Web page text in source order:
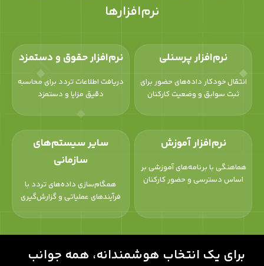
نرم‌افزارها
نرم‌افزار پرسنلی
انتقال خودکار داده‌های حضور برای
ثبت سوابق و وضعیت کارکنان
نرم‌افزار حقوق و دستمزد
دریافت اطلاعات تردد برای محاسبه
دقیق مزایا و دستمزد
نرم‌افزار آموزش
هماهنگی با برنامه‌های آموزشی بر
اساس دسترسی و حضور کارکنان
سایر سیستم‌های
سازمانی
همگام‌سازی داده‌های تردد با
فرآیندهای عملیاتی و گزارش‌گیری
برای یک انتخاب هوشمندانه، همه جوانب